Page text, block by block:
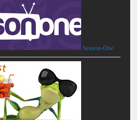
Season-One